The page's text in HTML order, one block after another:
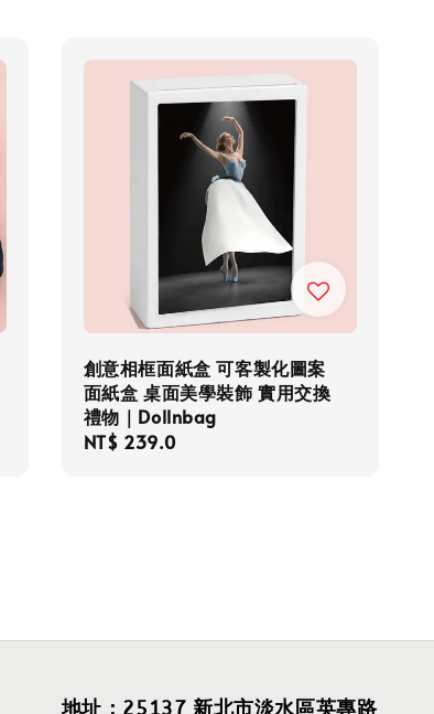
創意相框面紙盒 可客製化圖案
面紙盒 桌面美學裝飾 實用交換
禮物｜Dollnbag
Regular
NT$ 239.0
地址：25137 新北市淡水區英專路